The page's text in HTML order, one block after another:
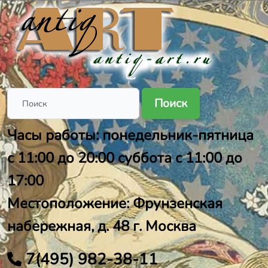
Поиск
Часы работы: понедельник-пятница
с 11:00 до 20:00 суббота с 11:00 до
17:00
Местоположение: Фрунзенская
набережная, д. 48 г. Москва
7(495) 982-38-11